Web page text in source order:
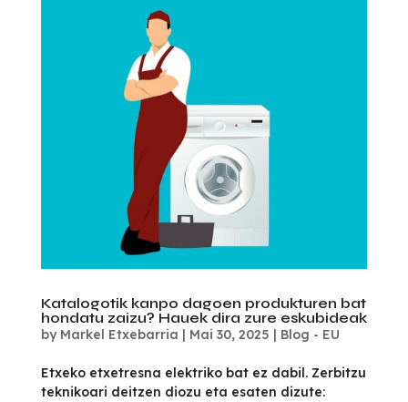
Katalogotik kanpo dagoen produkturen bat
hondatu zaizu? Hauek dira zure eskubideak
by Markel Etxebarria Mai 30, 2025 Blog - EU
Etxeko etxetresna elektriko bat ez dabil. Zerbitzu
teknikoari deitzen diozu eta esaten dizute: